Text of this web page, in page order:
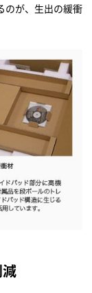
のが、生出の緩衝